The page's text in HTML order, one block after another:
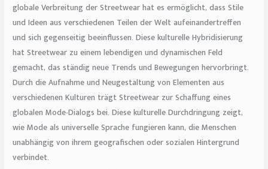
globale Verbreitung der Streetwear hat es ermöglicht, dass Stile
und Ideen aus verschiedenen Teilen der Welt aufeinandertreffen
und sich gegenseitig beeinflussen. Diese kulturelle Hybridisierung
hat Streetwear zu einem lebendigen und dynamischen Feld
gemacht, das ständig neue Trends und Bewegungen hervorbringt.
Durch die Aufnahme und Neugestaltung von Elementen aus
verschiedenen Kulturen trägt Streetwear zur Schaffung eines
globalen Mode-Dialogs bei. Diese kulturelle Durchdringung zeigt,
wie Mode als universelle Sprache fungieren kann, die Menschen
unabhängig von ihrem geografischen oder sozialen Hintergrund
verbindet.